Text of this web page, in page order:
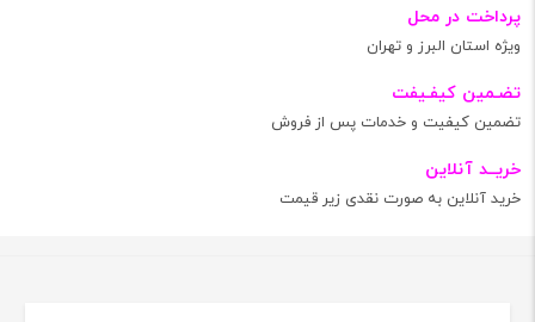
پرداخت در محل
ویژه استان البرز و تهران
تضـمین کیفـیفت
تضمین کیفیت و خدمات پس از فروش
خریــد آنلاین
خرید آنلاین به صورت نقدی زیر قیمت